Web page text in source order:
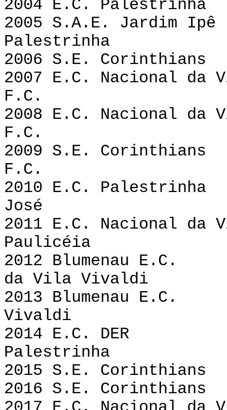
2004 E.C.
2005 S.A.E.
Palestrinha
2006 S.E.
2007 E.C. Nacional
F.C.
2008 E.C. Nacional
F.C.
2009 S.E.
F.C.
2010 E.C.
José
2011 E.C. Nacional
Paulicéia
2012
da Vila Vivaldi
2013
Vivaldi
2014 E.C.
Palestrinha
2015 S.E.
2016 S.E.